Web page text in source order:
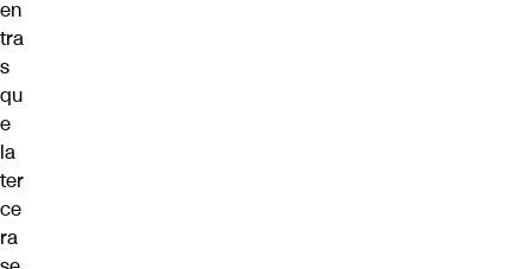
en
tra
s
qu
e
la
ter
ce
ra